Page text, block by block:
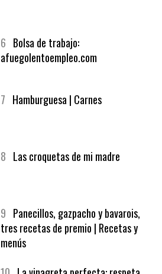
6 Bolsa de trabajo:
afuegolentoempleo.com
7 Hamburguesa | Carnes
8 Las croquetas de mi madre
9 Panecillos, gazpacho y bavarois,
tres recetas de premio | Recetas y
menús